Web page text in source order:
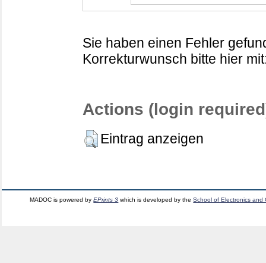
Sie haben einen Fehler
Korrekturwunsch bitte hier
Actions (login
Eintrag anzeigen
MADOC is powered byEPrints 3 which is developed by theSchool of Electronics and